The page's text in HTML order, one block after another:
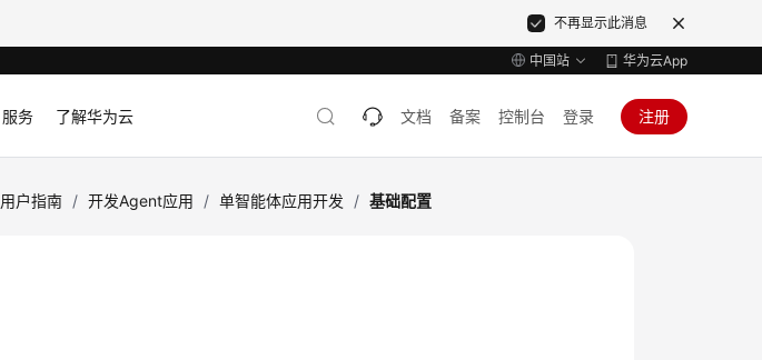
不再显示此消息
中国站 华为云App
服务 了解华为云 文档 备案 控制台 登录 注册
用户指南 / 开发Agent应用 / 单智能体应用开发 / 基础配置